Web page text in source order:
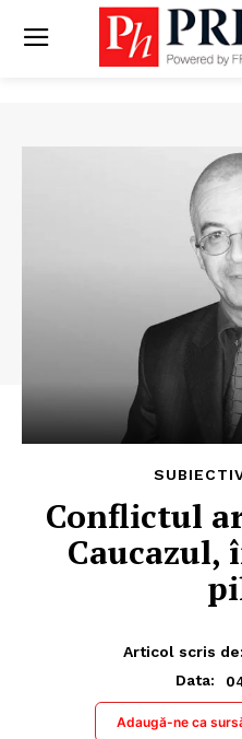
Conflictul
Caucazul,
Articol scris de:
Data:
Adaugă-ne ca